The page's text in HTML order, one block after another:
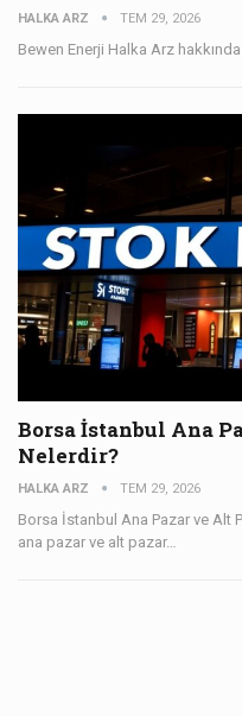
HALKA ARZ TEM 29, 2026
Bewen Enerji Halka Arz
Borsa İstanbul Ana
Nelerdir?
HALKA ARZ TEM 29, 2026
Borsa İstanbul Ana Pazar ve Alt
ana pazar ve alt pazar…